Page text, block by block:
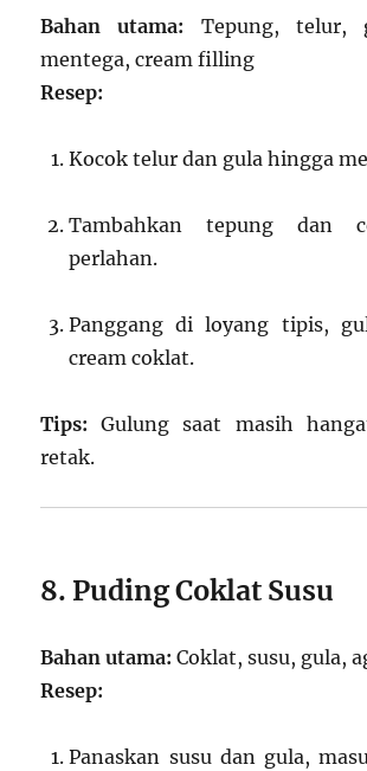
Bahan utama: Tepung, telur,
mentega, cream filling
Resep:
Kocok telur dan gula hingga
Tambahkan tepung dan
perlahan.
Panggang di loyang tipis,
cream coklat.
Tips: Gulung saat masih
retak.
8. Puding Coklat Susu
Bahan utama: Coklat, susu, gula,
Resep:
Panaskan susu dan gula,